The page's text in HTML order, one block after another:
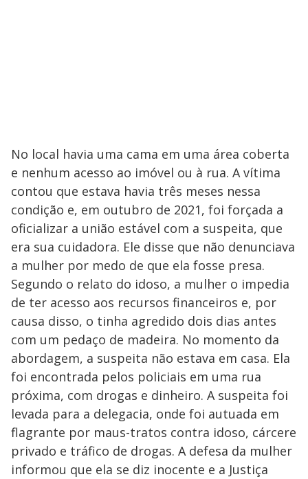
No local havia uma cama em uma área coberta
e nenhum acesso ao imóvel ou à rua. A vítima
contou que estava havia três meses nessa
condição e, em outubro de 2021, foi forçada a
oficializar a união estável com a suspeita, que
era sua cuidadora. Ele disse que não denunciava
a mulher por medo de que ela fosse presa.
Segundo o relato do idoso, a mulher o impedia
de ter acesso aos recursos financeiros e, por
causa disso, o tinha agredido dois dias antes
com um pedaço de madeira. No momento da
abordagem, a suspeita não estava em casa. Ela
foi encontrada pelos policiais em uma rua
próxima, com drogas e dinheiro. A suspeita foi
levada para a delegacia, onde foi autuada em
flagrante por maus-tratos contra idoso, cárcere
privado e tráfico de drogas. A defesa da mulher
informou que ela se diz inocente e a Justiça